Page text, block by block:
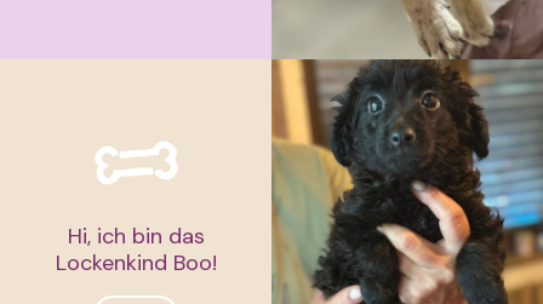
Hi, ich bin das
Lockenkind Boo!